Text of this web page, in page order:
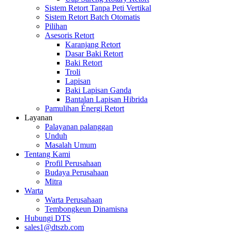
Sistem Retort Tanpa Peti Vertikal
Sistem Retort Batch Otomatis
Pilihan
Asesoris Retort
Karanjang Retort
Dasar Baki Retort
Baki Retort
Troli
Lapisan
Baki Lapisan Ganda
Bantalan Lapisan Hibrida
Pamulihan Énergi Retort
Layanan
Palayanan palanggan
Unduh
Masalah Umum
Tentang Kami
Profil Perusahaan
Budaya Perusahaan
Mitra
Warta
Warta Perusahaan
Tembongkeun Dinamisna
Hubungi DTS
sales1@dtszb.com